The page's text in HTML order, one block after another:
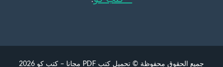
جميع الحقوق محفوظة © تحميل كتب PDF مجانا – كتب كو 2026